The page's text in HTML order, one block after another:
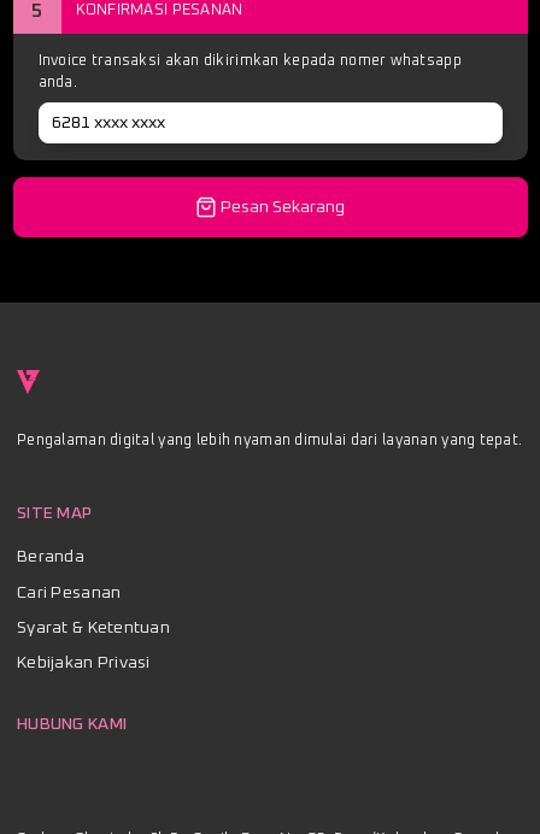
5 KONFIRMASI PESANAN
Invoice transaksi akan dikirimkan kepada nomer whatsapp
anda.
Pesan Sekarang
Pengalaman digital yang lebih nyaman dimulai dari layanan yang tepat.
SITE MAP
Beranda
Cari Pesanan
Syarat & Ketentuan
Kebijakan Privasi
HUBUNG KAMI